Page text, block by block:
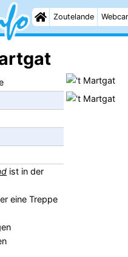
Zoutelande
ist in der
eine Treppe